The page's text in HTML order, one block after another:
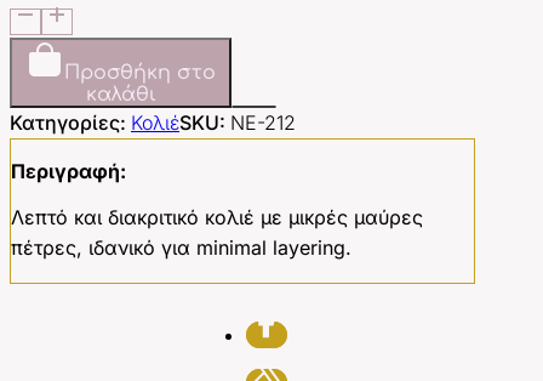
Dots
ποσότητα
Προσθήκη στο
καλάθι
Κατηγορίες: ΚολιέSKU: NE-212
Περιγραφή:
Λεπτό και διακριτικό κολιέ με μικρές μαύρες
πέτρες, ιδανικό για minimal layering.